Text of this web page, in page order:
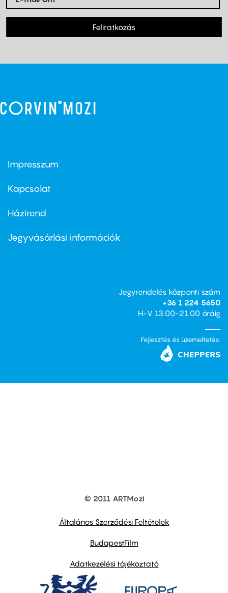
Feliratkozás
Footer
first
Impresszum
Kapcsolat
Footer
second
Házirend
Jegyvásárlási információk
Jegyrendelés központi szám
+36 1 224 5650
H-V 13.00-21.00 óráig
Fejlesztés és üzemeltetés:
© 2011 ARTMozi
Általános Szerződési Feltételek
BudapestFilm
Adatkezelési tájékoztató